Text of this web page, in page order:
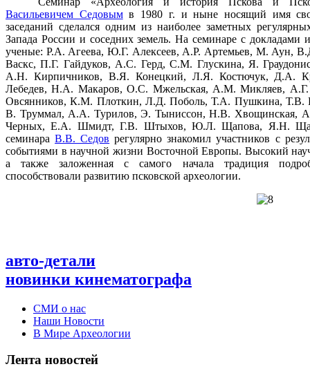
Васильевичем Седовымв 1980 г. и ныне носящий имя
заседаний сделался одним из наиболее заметных
Запада России и соседних земель. На семинаре с
ученые: Р.А. Агеева, Ю.Г. Алексеев, А.Р. Артемьев, М. Аун,
Васкс, П.Г. Гайдуков, А.С. Герд, С.М. Глускина, Я.
А.Н. Кирпичников, В.Я. Конецкий, Л.Я. Костючук, Д.А.
Лебедев, Н.А. Макаров, О.С. Мжельская, А.М. Микляев,
Овсянников, К.М. Плоткин, Л.Д. Поболь, Т.А. Пушкина, Т.В.
В. Труммал, А.А. Турилов, Э. Тыниссон, Н.В. Хвощинская,
Черных, Е.А. Шмидт, Г.В. Штыхов, Ю.Л. Щапова, Я.Н.
семинараВ.В. Седов регулярно знакомил участников с
событиями в научной жизни Восточной Европы. Высокий
а также заложенная с самого начала традиция
способствовали развитию псковской археологии.
авто-детали
новинки кинематографа
СМИ о нас
Наши Новости
В Мире Археологии
Лента новостей